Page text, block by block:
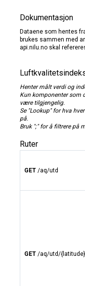
Dokumentasjon
Dataene som hentes
brukes sammen med
api.nilu.no skal
Henter målt verdi og
Kun komponenter som
være tilgjengelig.
Se "Lookup" for hva
på.
Bruk ";" for å filtrere på
Ruter
GET /aq/utd
GET /aq/utd/